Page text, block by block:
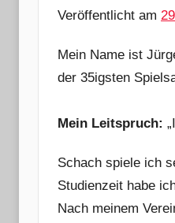
Veröffentlicht am
Mein Name ist
der 35igsten
Mein Leitspruch:
Schach spiele ich
Studienzeit habe
Nach meinem